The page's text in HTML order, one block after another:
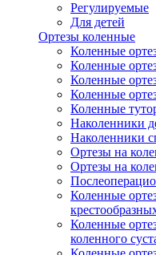
Регулируемые
Для детей
Ортезы коленные
Коленные
Коленные
Коленные
Коленные
Коленные
Наколенники
Наколенники
Ортезы на
Ортезы на
Коленные
Коленные
коленного